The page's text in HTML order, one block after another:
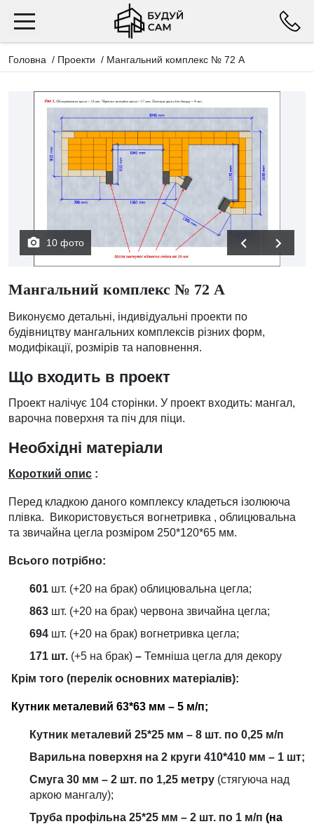
Головна / Проекти / Мангальний комплекс № 72 А
10 фото
Мангальний комплекс № 72 А
Виконуємо детальні, індивідуальні проекти по
будівництву мангальних комплексів різних форм,
модифікації, розмірів та наповнення.
Що входить в проект
Проект налічує 104 сторінки. У проект входить: мангал,
варочна поверхня та піч для піци.
Необхідні матеріали
Короткий опис :
Перед кладкою даного комплексу кладеться ізолююча
плівка. Використовується вогнетривка , облицювальна
та звичайна цегла розміром 250*120*65 мм.
Всього потрібно:
601 шт. (+20 на брак) облицювальна цегла;
863 шт. (+20 на брак) червона звичайна цегла;
694 шт. (+20 на брак) вогнетривка цегла;
171 шт. (+5 на брак) – Темніша цегла для декору
Крім того (перелік основних матеріалів):
Кутник металевий 63*63 мм – 5 м/п;
Кутник металевий 25*25 мм – 8 шт. по 0,25 м/п
Варильна поверхня на 2 круги 410*410 мм – 1 шт;
Смуга 30 мм – 2 шт. по 1,25 метру (стягуюча над
аркою мангалу);
Труба профільна 25*25 мм – 2 шт. по 1 м/п (на